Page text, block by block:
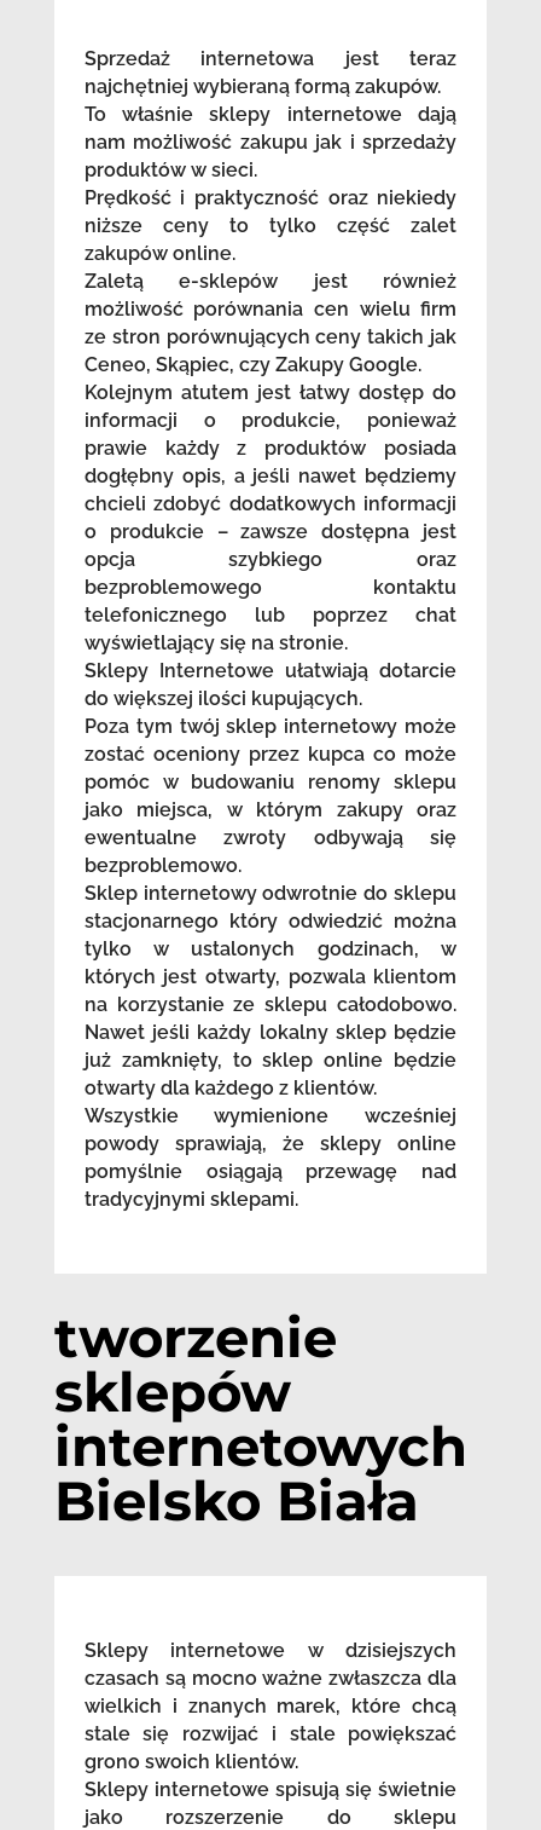
Sprzedaż internetowa jest teraz
najchętniej wybieraną formą zakupów.
To właśnie sklepy internetowe dają
nam możliwość zakupu jak i sprzedaży
produktów w sieci.
Prędkość i praktyczność oraz niekiedy
niższe ceny to tylko część zalet
zakupów online.
Zaletą e-sklepów jest również
możliwość porównania cen wielu firm
ze stron porównujących ceny takich jak
Ceneo, Skąpiec, czy Zakupy Google.
Kolejnym atutem jest łatwy dostęp do
informacji o produkcie, ponieważ
prawie każdy z produktów posiada
dogłębny opis, a jeśli nawet będziemy
chcieli zdobyć dodatkowych informacji
o produkcie – zawsze dostępna jest
opcja szybkiego oraz
bezproblemowego kontaktu
telefonicznego lub poprzez chat
wyświetlający się na stronie.
Sklepy Internetowe ułatwiają dotarcie
do większej ilości kupujących.
Poza tym twój sklep internetowy może
zostać oceniony przez kupca co może
pomóc w budowaniu renomy sklepu
jako miejsca, w którym zakupy oraz
ewentualne zwroty odbywają się
bezproblemowo.
Sklep internetowy odwrotnie do sklepu
stacjonarnego który odwiedzić można
tylko w ustalonych godzinach, w
których jest otwarty, pozwala klientom
na korzystanie ze sklepu całodobowo.
Nawet jeśli każdy lokalny sklep będzie
już zamknięty, to sklep online będzie
otwarty dla każdego z klientów.
Wszystkie wymienione wcześniej
powody sprawiają, że sklepy online
pomyślnie osiągają przewagę nad
tradycyjnymi sklepami.
tworzenie
sklepów
internetowych
Bielsko Biała
Sklepy internetowe w dzisiejszych
czasach są mocno ważne zwłaszcza dla
wielkich i znanych marek, które chcą
stale się rozwijać i stale powiększać
grono swoich klientów.
Sklepy internetowe spisują się świetnie
jako rozszerzenie do sklepu